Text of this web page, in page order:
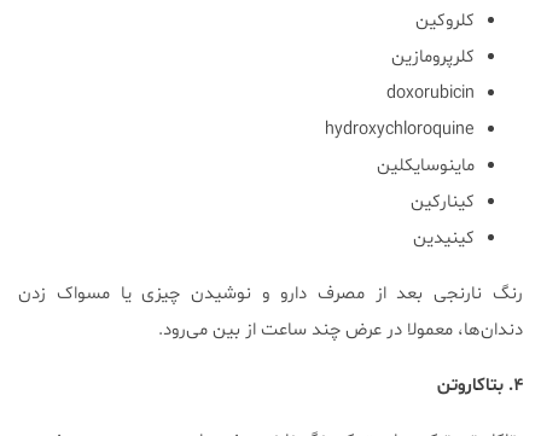
کلروکین
کلرپرومازین
doxorubicin
hydroxychloroquine
ماینوسایکلین
کینارکین
کینیدین
رنگ نارنجی بعد از مصرف دارو و نوشیدن چیزی یا مسواک زدن
دندان‌ها، معمولا در عرض چند ساعت از بین می‌رود.
۴. بتاکاروتن